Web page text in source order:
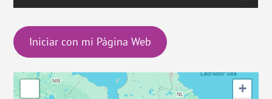
Iniciar con mi Página Web
+